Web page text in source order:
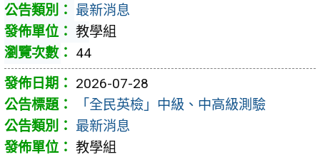
最新消息
教學組
44
2026-07-28
「全民英檢」中級、中高級測驗
最新消息
教學組